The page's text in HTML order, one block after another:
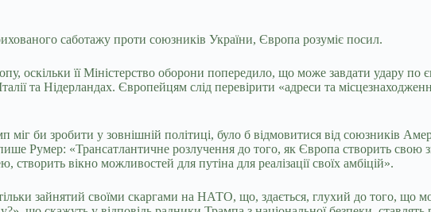
саботажу проти союзників України, Європа розуміє посил.
оскільки її Міністерство оборони попередило, що може завдати удару по
та Нідерландах. Європейцям слід перевірити «адреси та
міг би зробити у зовнішній політиці, було б відмовитися від союзників
Румер: «Трансатлантичне розлучення до того, як Європа створить свою
вікно можливостей для путіна для реалізації своїх амбіцій».
зайнятий своїми скаргами на НАТО, що, здається, глухий до того, що